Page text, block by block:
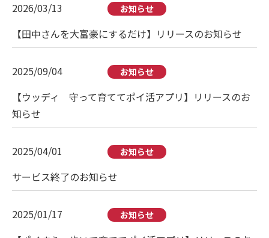
2026/03/13 お知らせ
【田中さんを大富豪にするだけ】リリースのお知らせ
2025/09/04 お知らせ
【ウッディ 守って育ててポイ活アプリ】リリースのお
知らせ
2025/04/01 お知らせ
サービス終了のお知らせ
2025/01/17 お知らせ